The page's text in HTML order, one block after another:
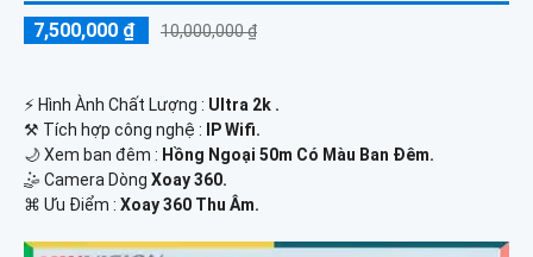
7,500,000 ₫ 10,000,000 ₫
️⚡ Hình Ành Chất Lượng : Ultra 2k .
⚒ Tích hợp công nghệ :
IP Wifi.
🌙 Xem ban đêm : Hồng Ngoại 50m Có Màu Ban Đêm.
🤹 Camera Dòng Xoay 360.
️⌘ Ưu Điểm : Xoay 360 Thu Âm.